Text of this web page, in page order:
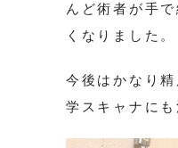
んど術者が手
くなりました。
今後はかなり
学スキャナにも